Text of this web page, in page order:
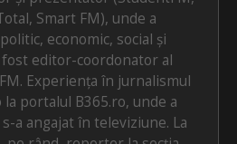
Smart FM), unde a
economic, social și
editor-coordonator al
Experiența în jurnalismul
portalul B365.ro, unde a
a angajat în televiziune. La